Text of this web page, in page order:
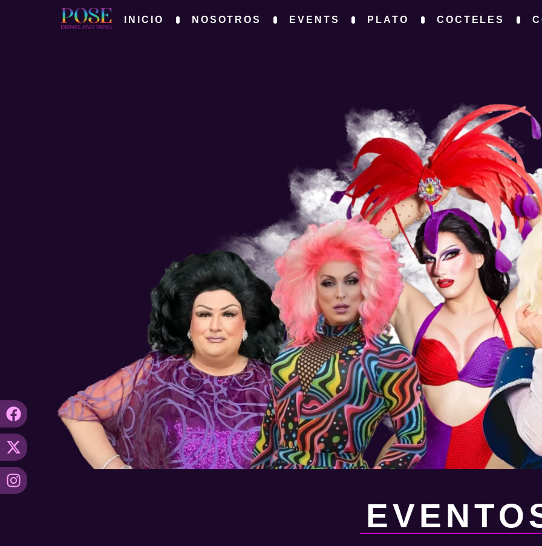
INICIO NOSOTROS EVENTS PLATO COCTELES